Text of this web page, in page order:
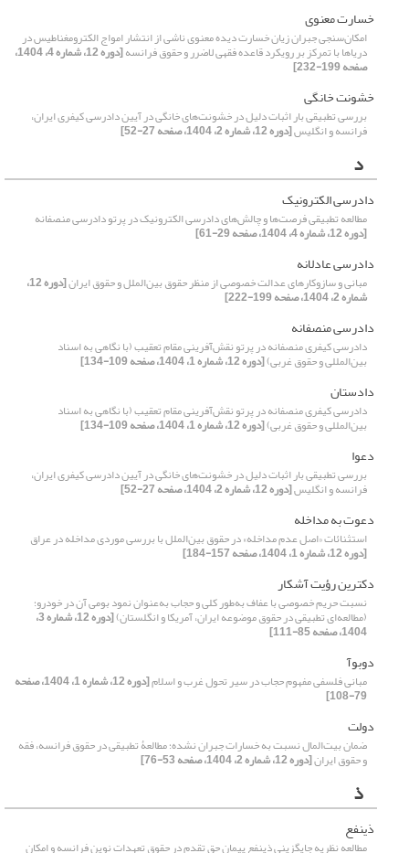
خسارت معنوی
امکان‌سنجی جبران زیان خسارت‌ دیده معنوی ناشی از انتشار امواج الکترومغناطیس در
دریاها با تمرکز بر رویکرد قاعده فقهی لاضرر و حقوق فرانسه [دوره 12، شماره 4، 1404،
صفحه 199-232]
خشونت خانگی
بررسی تطبیقی بار اثبات دلیل در خشونت‌های خانگی در آیین دادرسی کیفری ایران،
فرانسه و انگلیس[دوره 12، شماره 2، 1404، صفحه 27-52]
د
دادرسی الکترونیک
مطالعه تطبیقی فرصت‌ها و چالش‌های دادرسی الکترونیک در پرتو دادرسی منصفانه
[دوره 12، شماره 4، 1404، صفحه 29-61]
دادرسی عادلانه
مبانی و سازوکارهای عدالت خصوصی از منظر حقوق بین‌الملل و حقوق ایران [دوره 12،
شماره 2، 1404، صفحه 199-222]
دادرسی منصفانه
دادرسی کیفری منصفانه در پرتو نقش‌آفرینی مقام تعقیب (با نگاهی به اسناد
بین‌المللی و حقوق غربی)[دوره 12، شماره 1، 1404، صفحه 109-134]
دادستان
دادرسی کیفری منصفانه در پرتو نقش‌آفرینی مقام تعقیب (با نگاهی به اسناد
بین‌المللی و حقوق غربی)[دوره 12، شماره 1، 1404، صفحه 109-134]
دعوا
بررسی تطبیقی بار اثبات دلیل در خشونت‌های خانگی در آیین دادرسی کیفری ایران،
فرانسه و انگلیس[دوره 12، شماره 2، 1404، صفحه 27-52]
دعوت به مداخله
استثنائات «اصل عدم مداخله» در حقوق بین‌الملل با بررسی موردی مداخله در عراق
[دوره 12، شماره 1، 1404، صفحه 157-184]
دکترین رؤیت آشکار
نسبت حریم خصوصی با عفاف به‌طور کلی و حجاب به‌عنوان نمود بومی آن در خودرو؛
(مطالعه‌ای تطبیقی در حقوق موضوعه ایران، آمریکا و انگلستان) [دوره 12، شماره 3،
1404، صفحه 85-111]
دوبوآ
مبانی فلسفی مفهوم حجاب در سیر تحول غرب و اسلام [دوره 12، شماره 1، 1404، صفحه
79-108]
دولت
ضمان بیت‌المال نسبت به خسارات جبران نشده؛ مطالعۀ تطبیقی در حقوق فرانسه، فقه
و حقوق ایران[دوره 12، شماره 2، 1404، صفحه 53-76]
ذ
ذینفع
مطالعه نظریه جایگزینی ذینفع پیمان حق تقدم در حقوق تعهدات نوین فرانسه و امکان